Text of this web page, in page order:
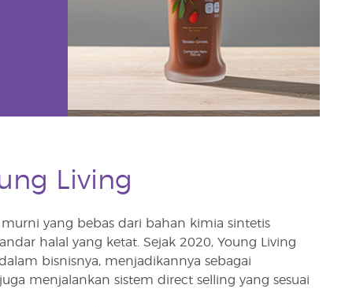
Living
yang bebas dari bahan kimia sintetis
halal yang ketat. Sejak 2020, Young Living
bisnisnya, menjadikannya sebagai
menjalankan sistem direct selling yang sesuai